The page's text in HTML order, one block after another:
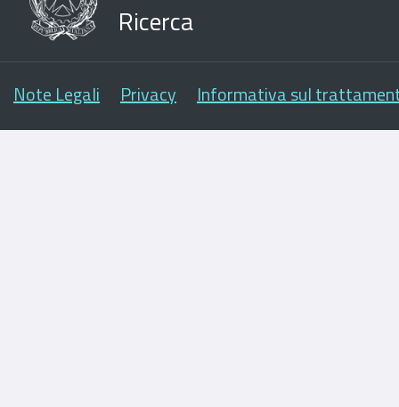
Ricerca
Note Legali Privacy Informativa sul